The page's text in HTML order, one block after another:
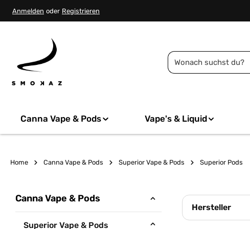
Zur Hauptnavigation springen
Anmelden oder Registrieren
Canna Vape & Pods Vape's & Liquid
Home Canna Vape & Pods Superior Vape & Pods Superior Pods
Canna Vape & Pods
Superior Vape & Pods
Hersteller